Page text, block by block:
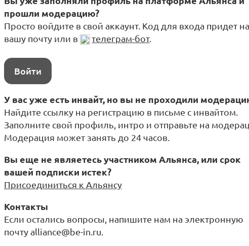
прошли модерацию?
Просто войдите в свой аккаунт. Код для входа придет на
вашу почту или в
телеграм-бот.
Войти
У вас уже есть инвайт, но вы не проходили
Найдите ссылку на регистрацию в письме с инвайтом.
Заполните свой профиль, интро и отправьте на
Модерация может занять до 24 часов.
Вы еще не являетесь участником Альянса, или срок
вашей подписки истек?
Присоединиться к Альянсу
Контакты
Если остались вопросы, напишите нам на электронную
почту alliance@be-in.ru.